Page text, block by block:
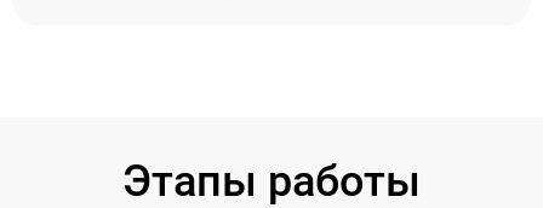
Этапы работы